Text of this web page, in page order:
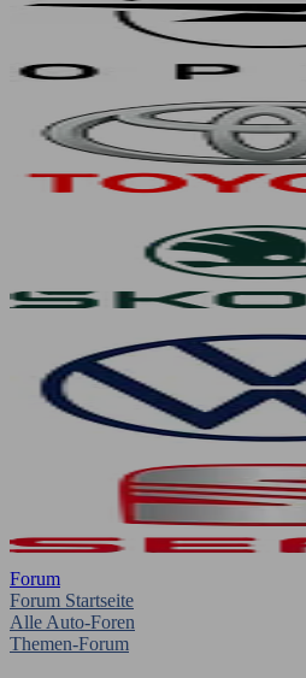
Forum
Forum Startseite
Alle Auto-Foren
Themen-Forum